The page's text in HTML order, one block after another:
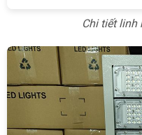
Chi tiết linh